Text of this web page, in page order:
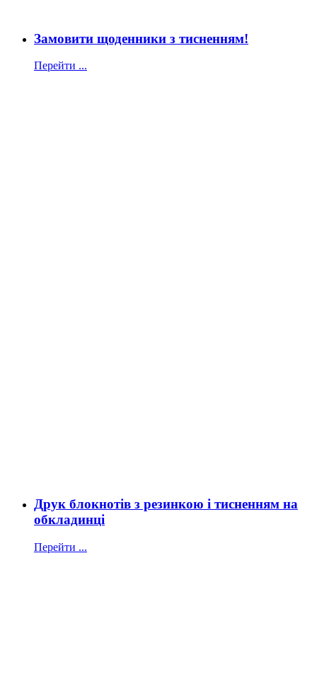
Замовити щоденники з тисненням!
Перейти ...
Друк блокнотів з резинкою і тисненням на
обкладинці
Перейти ...